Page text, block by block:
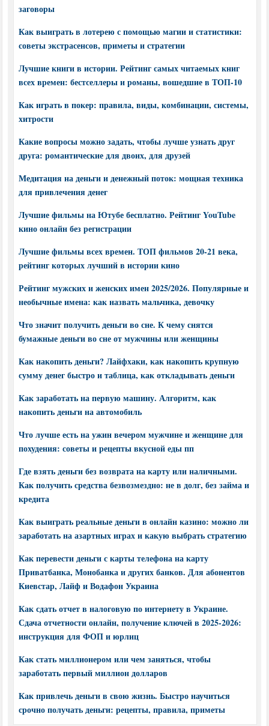
заговоры
Как выиграть в лотерею с помощью магии и статистики:
советы экстрасенсов, приметы и стратегии
Лучшие книги в истории. Рейтинг самых читаемых книг
всех времен: бестселлеры и романы, вошедшие в ТОП-10
Как играть в покер: правила, виды, комбинации, системы,
хитрости
Какие вопросы можно задать, чтобы лучше узнать друг
друга: романтические для двоих, для друзей
Медитация на деньги и денежный поток: мощная техника
для привлечения денег
Лучшие фильмы на Ютубе бесплатно. Рейтинг YouTube
кино онлайн без регистрации
Лучшие фильмы всех времен. ТОП фильмов 20-21 века,
рейтинг которых лучший в истории кино
Рейтинг мужских и женских имен 2025/2026. Популярные и
необычные имена: как назвать мальчика, девочку
Что значит получить деньги во сне. К чему снятся
бумажные деньги во сне от мужчины или женщины
Как накопить деньги? Лайфхаки, как накопить крупную
сумму денег быстро и таблица, как откладывать деньги
Как заработать на первую машину. Алгоритм, как
накопить деньги на автомобиль
Что лучше есть на ужин вечером мужчине и женщине для
похудения: советы и рецепты вкусной еды пп
Где взять деньги без возврата на карту или наличными.
Как получить средства безвозмездно: не в долг, без займа и
кредита
Как выиграть реальные деньги в онлайн казино: можно ли
заработать на азартных играх и какую выбрать стратегию
Как перевести деньги с карты телефона на карту
Приватбанка, Монобанка и других банков. Для абонентов
Киевстар, Лайф и Водафон Украина
Как сдать отчет в налоговую по интернету в Украине.
Сдача отчетности онлайн, получение ключей в 2025-2026:
инструкция для ФОП и юрлиц
Как стать миллионером или чем заняться, чтобы
заработать первый миллион долларов
Как привлечь деньги в свою жизнь. Быстро научиться
срочно получать деньги: рецепты, правила, приметы